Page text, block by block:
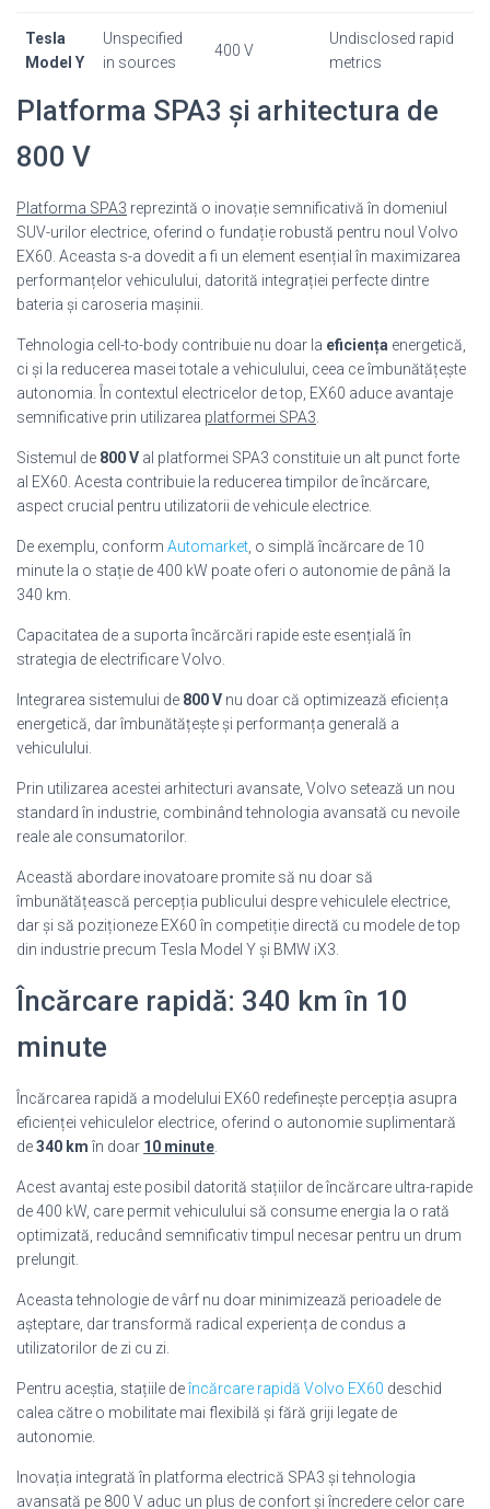
Tesla
Model Y
Unspecified
in sources
400 V
Undisclosed rapid
metrics
Platforma SPA3 și arhitectura de
800 V
Platforma SPA3 reprezintă o inovație semnificativă în domeniul
SUV-urilor electrice, oferind o fundație robustă pentru noul Volvo
EX60. Aceasta s-a dovedit a fi un element esențial în maximizarea
performanțelor vehiculului, datorită integrației perfecte dintre
bateria și caroseria mașinii.
Tehnologia cell-to-body contribuie nu doar la eficiența energetică,
ci și la reducerea masei totale a vehiculului, ceea ce îmbunătățește
autonomia. În contextul electricelor de top, EX60 aduce avantaje
semnificative prin utilizarea platformei SPA3
Sistemul de 800 V al platformei SPA3 constituie un alt punct forte
al EX60. Acesta contribuie la reducerea timpilor de încărcare,
aspect crucial pentru utilizatorii de vehicule electrice.
De exemplu, conform Automarket , o simplă încărcare de 10
minute la o stație de 400 kW poate oferi o autonomie de până la
340 km.
Capacitatea de a suporta încărcări rapide este esențială în
strategia de electrificare Volvo.
Integrarea sistemului de 800 V nu doar că optimizează eficiența
energetică, dar îmbunătățește și performanța generală a
vehiculului.
Prin utilizarea acestei arhitecturi avansate, Volvo setează un nou
standard în industrie, combinând tehnologia avansată cu nevoile
reale ale consumatorilor.
Această abordare inovatoare promite să nu doar să
îmbunătățească percepția publicului despre vehiculele electrice,
dar și să poziționeze EX60 în competiție directă cu modele de top
din industrie precum Tesla Model Y și BMW iX3.
Încărcare rapidă: 340 km în 10
minute
Încărcarea rapidă a modelului EX60 redefinește percepția asupra
eficienței vehiculelor electrice, oferind o autonomie suplimentară
de340 km în doar 10 minute
Acest avantaj este posibil datorită stațiilor de încărcare ultra-rapide
de 400 kW, care permit vehiculului să consume energia la o rată
optimizată, reducând semnificativ timpul necesar pentru un drum
prelungit.
Aceasta tehnologie de vârf nu doar minimizează perioadele de
așteptare, dar transformă radical experiența de condus a
utilizatorilor de zi cu zi.
Pentru aceștia, stațiile deîncărcare rapidă Volvo EX60 deschid
calea către o mobilitate mai flexibilă și fără griji legate de
autonomie.
Inovația integrată în platforma electrică SPA3 și tehnologia
avansată pe 800 V aduc un plus de confort și încredere celor care